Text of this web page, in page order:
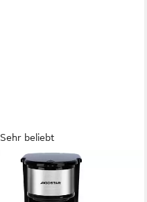
Sehr beliebt
AIGOSTAR
Filterkaffeemaschine mit
Thermobecher, 420 ml,